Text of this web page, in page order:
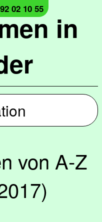
in
02 10 55
von A-Z